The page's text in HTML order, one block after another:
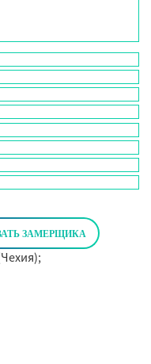
ЗАМЕРЩИКА